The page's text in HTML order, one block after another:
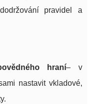
pravidel a
hraní– v
nastavit vkladové,